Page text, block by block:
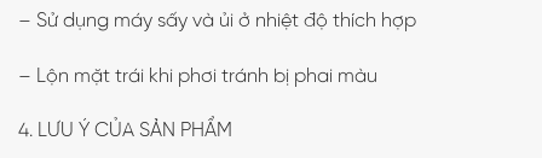
– Sử dụng máy sấy và ủi ở nhiệt độ thích hợp
– Lộn mặt trái khi phơi tránh bị phai màu
4. LƯU Ý CỦA SẢN PHẨM